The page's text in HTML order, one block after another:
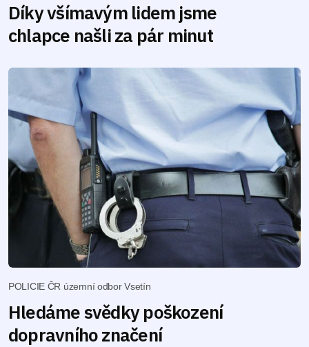
Díky všímavým lidem jsme
chlapce našli za pár minut
POLICIE ČR územní odbor Vsetín
Hledáme svědky poškození
dopravního značení